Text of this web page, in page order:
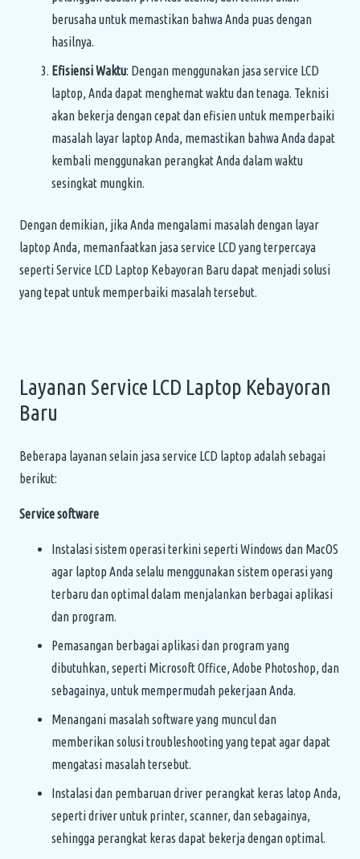
berusaha untuk memastikan bahwa Anda puas dengan
hasilnya.
Efisiensi Waktu: Dengan menggunakan jasa service LCD
laptop, Anda dapat menghemat waktu dan tenaga. Teknisi
akan bekerja dengan cepat dan efisien untuk memperbaiki
masalah layar laptop Anda, memastikan bahwa Anda dapat
kembali menggunakan perangkat Anda dalam waktu
sesingkat mungkin.
Dengan demikian, jika Anda mengalami masalah dengan layar
laptop Anda, memanfaatkan jasa service LCD yang terpercaya
seperti Service LCD Laptop Kebayoran Baru dapat menjadi solusi
yang tepat untuk memperbaiki masalah tersebut.
Layanan Service LCD Laptop Kebayoran
Baru
Beberapa layanan selain jasa service LCD laptop adalah sebagai
berikut:
Service software
Instalasi sistem operasi terkini seperti Windows dan MacOS
agar laptop Anda selalu menggunakan sistem operasi yang
terbaru dan optimal dalam menjalankan berbagai aplikasi
dan program.
Pemasangan berbagai aplikasi dan program yang
dibutuhkan, seperti Microsoft Office, Adobe Photoshop, dan
sebagainya, untuk mempermudah pekerjaan Anda.
Menangani masalah software yang muncul dan
memberikan solusi troubleshooting yang tepat agar dapat
mengatasi masalah tersebut.
Instalasi dan pembaruan driver perangkat keras latop Anda,
seperti driver untuk printer, scanner, dan sebagainya,
sehingga perangkat keras dapat bekerja dengan optimal.